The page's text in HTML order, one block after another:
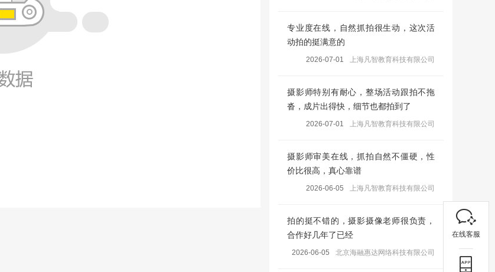
专业度在线，自然抓拍很生动，这次活
动拍的挺满意的
2026-07-01 上海凡智教育科技有限公司
摄影师特别有耐心，整场活动跟拍不拖
沓，成片出得快，细节也都拍到了
2026-07-01 上海凡智教育科技有限公司
摄影师审美在线，抓拍自然不僵硬，性
价比很高，真心靠谱
2026-06-05 上海凡智教育科技有限公司
拍的挺不错的，摄影摄像老师很负责，
合作好几年了已经
2026-06-05 北京海融惠达网络科技有限公司
在线客服